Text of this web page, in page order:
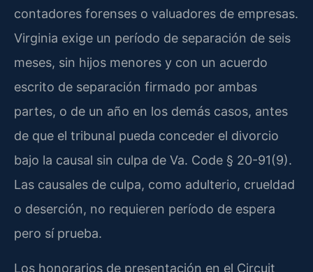
contadores forenses o valuadores de empresas.
Virginia exige un período de separación de seis
meses, sin hijos menores y con un acuerdo
escrito de separación firmado por ambas
partes, o de un año en los demás casos, antes
de que el tribunal pueda conceder el divorcio
bajo la causal sin culpa de Va. Code § 20-91(9).
Las causales de culpa, como adulterio, crueldad
o deserción, no requieren período de espera
pero sí prueba.
Los honorarios de presentación en el Circuit